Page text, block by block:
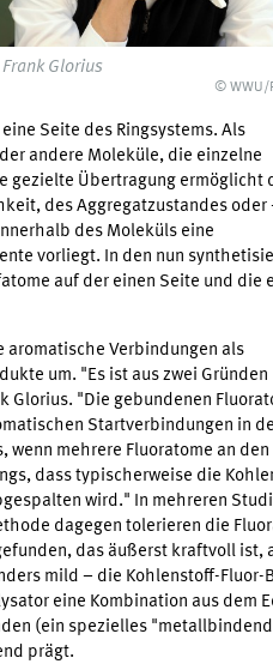
Frank Glorius
© WWU/
Seite des Ringsystems. Als
andere Moleküle, die einzelne
gezielte Übertragung ermöglicht
des Aggregatzustandes oder
des Moleküls eine
vorliegt. In den nun
auf der einen Seite und die
aromatische Verbindungen als
um. "Es ist aus zwei Gründen
"Die gebundenen
Startverbindungen in
mehrere Fluoratome an den
dass typischerweise die
wird." In mehreren
dagegen tolerieren die
das äußerst kraftvoll ist,
mild – die Kohlenstoff-Fluor-
eine Kombination aus dem
(ein spezielles
prägt.